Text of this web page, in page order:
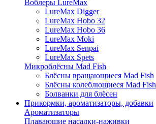
Воблеры LureMax
LureMax Digger
LureMax Hobo 32
LureMax Hobo 36
LureMax Moki
LureMax Senpai
LureMax Spets
Микроблёсны Mad Fish
Блёсны вращающиеся Mad Fish
Блёсны колеблющиеся Mad Fish
Болванки для блёсен
Прикормки, ароматизаторы, добавки
Ароматизаторы
Плавающие насадки-наживки